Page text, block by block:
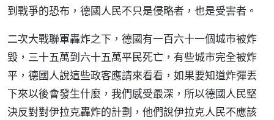
到戰爭的恐布，德國人民不只是侵略者，也是受害者。
二次大戰聯軍轟炸之下，德國有一百六十一個城市被炸
毀，三十五萬到六十五萬平民死亡，有些城市完全被炸
平，德國人說這些政客應請來看看，如果要知道炸彈丟
下來以後會發生什麼，我們感受最深，所以德國人民堅
決反對對伊拉克轟炸的計劃，他們說伊拉克人民不應該